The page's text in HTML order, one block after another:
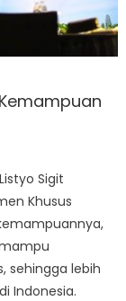
Sigit
Khusus
sehingga lebih
Indonesia.